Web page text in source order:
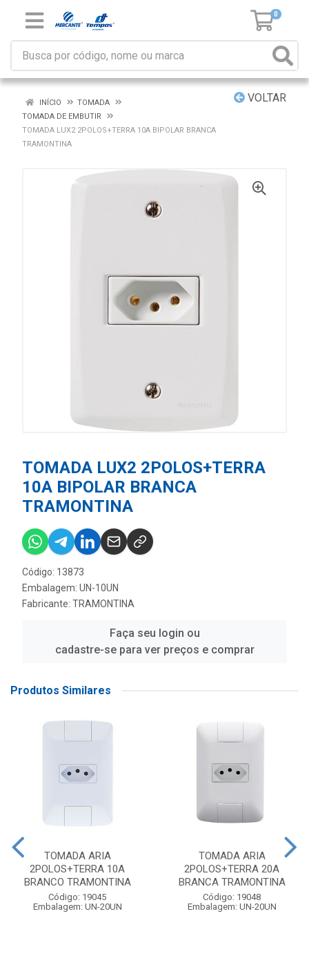
0
VOLTAR
INÍCIO
TOMADA
TOMADA DE EMBUTIR
TOMADA LUX2 2POLOS+TERRA 10A BIPOLAR BRANCA
TRAMONTINA
TOMADA LUX2 2POLOS+TERRA
10A BIPOLAR BRANCA
TRAMONTINA
Código: 13873
Embalagem: UN-10UN
Fabricante: TRAMONTINA
Faça seu login ou
cadastre-se para ver preços e comprar
Produtos Similares
TOMADA ARIA
2POLOS+TERRA 10A
BRANCO TRAMONTINA
Código: 19045
Embalagem: UN-20UN
TOMADA ARIA
2POLOS+TERRA 20A
BRANCA TRAMONTINA
Código: 19048
Embalagem: UN-20UN